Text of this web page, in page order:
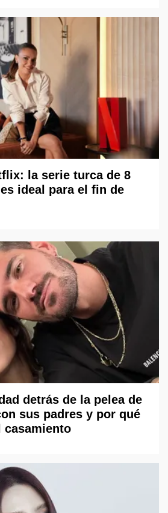
la serie turca de 8
ideal para el fin de
detrás de la pelea de
sus padres y por qué
casamiento